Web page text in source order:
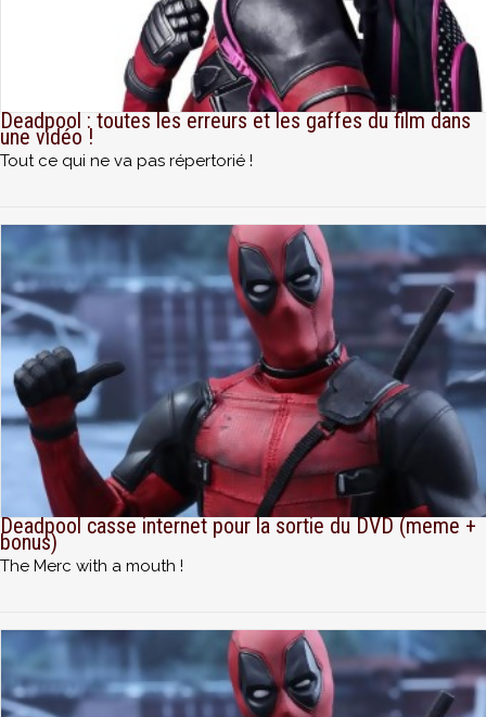
Deadpool : toutes les erreurs et les gaffes du film dans
une vidéo !
Tout ce qui ne va pas répertorié !
Deadpool casse internet pour la sortie du DVD (meme +
bonus)
The Merc with a mouth !